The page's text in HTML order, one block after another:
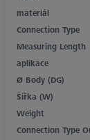
materiál
Connection Type
Measuring Length
aplikace
Ø Body (DG)
Šířka (W)
Weight
Connection Type